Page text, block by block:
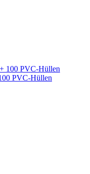
PVC-Hüllen